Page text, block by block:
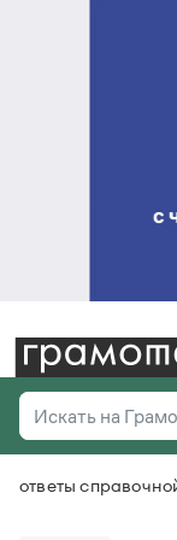
Искать на
Везде
ответы